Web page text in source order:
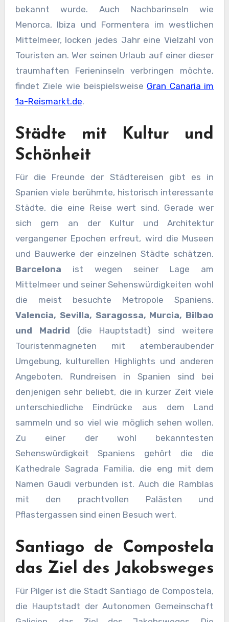
bekannt wurde. Auch Nachbarinseln wie
Menorca, Ibiza und Formentera im westlichen
Mittelmeer, locken jedes Jahr eine Vielzahl von
Touristen an. Wer seinen Urlaub auf einer dieser
traumhaften Ferieninseln verbringen möchte,
findet Ziele wie beispielsweise Gran Canaria im
1a-Reismarkt.de.
Städte mit Kultur und
Schönheit
Für die Freunde der Städtereisen gibt es in
Spanien viele berühmte, historisch interessante
Städte, die eine Reise wert sind. Gerade wer
sich gern an der Kultur und Architektur
vergangener Epochen erfreut, wird die Museen
und Bauwerke der einzelnen Städte schätzen.
Barcelona ist wegen seiner Lage am
Mittelmeer und seiner Sehenswürdigkeiten wohl
die meist besuchte Metropole Spaniens.
Valencia, Sevilla, Saragossa, Murcia, Bilbao
und Madrid (die Hauptstadt) sind weitere
Touristenmagneten mit atemberaubender
Umgebung, kulturellen Highlights und anderen
Angeboten. Rundreisen in Spanien sind bei
denjenigen sehr beliebt, die in kurzer Zeit viele
unterschiedliche Eindrücke aus dem Land
sammeln und so viel wie möglich sehen wollen.
Zu einer der wohl bekanntesten
Sehenswürdigkeit Spaniens gehört die die
Kathedrale Sagrada Familia, die eng mit dem
Namen Gaudi verbunden ist. Auch die Ramblas
mit den prachtvollen Palästen und
Pflastergassen sind einen Besuch wert.
Santiago de Compostela
das Ziel des Jakobsweges
Für Pilger ist die Stadt Santiago de Compostela,
die Hauptstadt der Autonomen Gemeinschaft